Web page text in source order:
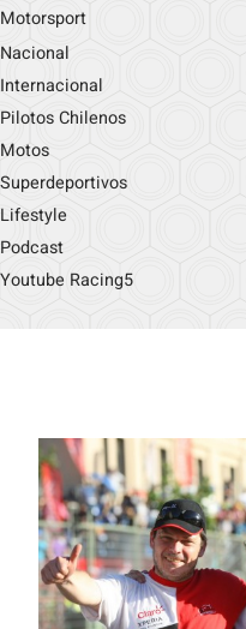
Motorsport
Nacional
Internacional
Pilotos Chilenos
Motos
Superdeportivos
Lifestyle
Podcast
Youtube Racing5